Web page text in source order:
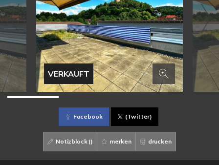
VERKAUFT
Facebook (Twitter)
Notizblock () merken drucken